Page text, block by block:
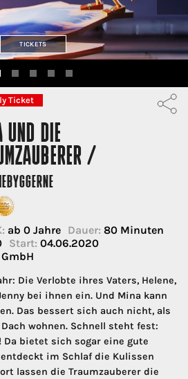
TICKETS
Ticket
UND DIE
/
ab 0 Jahre Dauer: 80 Minuten
Start: 04.06.2020
Die Verlobte ihres Vaters, Helene,
bei ihnen ein. Und Mina kann
Das bessert sich auch nicht, als
wohnen. Schnell steht fest:
Da bietet sich sogar eine gute
im Schlaf die Kulissen
lassen die Traumzauberer die